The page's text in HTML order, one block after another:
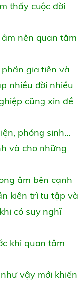
thấy cuộc đời
nên quan tâm
phần gia tiên và
nhiều đời nhiều
cũng xin đề
phóng sinh…
và cho những
âm bên cạnh
kiên trì tu tập và
có suy nghĩ
khi quan tâm
vậy mới khiến